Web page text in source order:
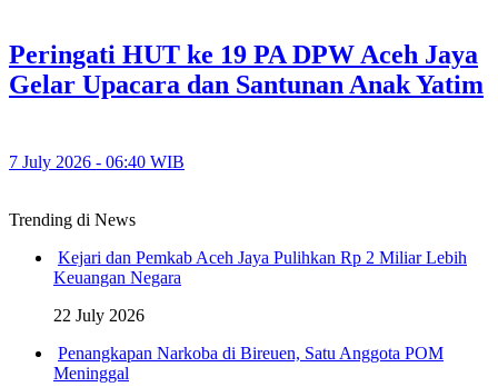
Peringati HUT ke 19 PA DPW Aceh Jaya
Gelar Upacara dan Santunan Anak Yatim
7 July 2026 - 06:40 WIB
Trending di News
Kejari dan Pemkab Aceh Jaya Pulihkan Rp 2 Miliar Lebih
Keuangan Negara
22 July 2026
Penangkapan Narkoba di Bireuen, Satu Anggota POM
Meninggal